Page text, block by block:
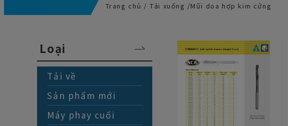
Trang chủ Tải xuống Mũi doa hợp kim cứng
Loại
Tải về
Sản phẩm mới
Máy phay cuối